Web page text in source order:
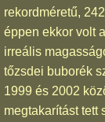
rekordméretű,
éppen ekkor volt
irreális
tőzsdei buborék
1999 és 2002
megtakarítást tett